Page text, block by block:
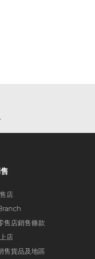
店
售店銷售條款
店
售貨品及地區